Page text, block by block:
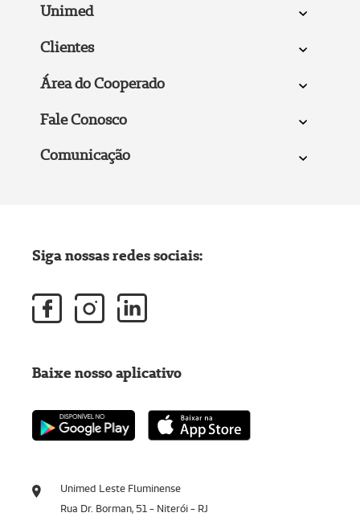
Unimed
Clientes
Área do Cooperado
Fale Conosco
Comunicação
Unimed Leste Fluminense
Rua Dr. Borman, 51 - Niterói - RJ
Siga nossas redes sociais:
Baixe nosso aplicativo